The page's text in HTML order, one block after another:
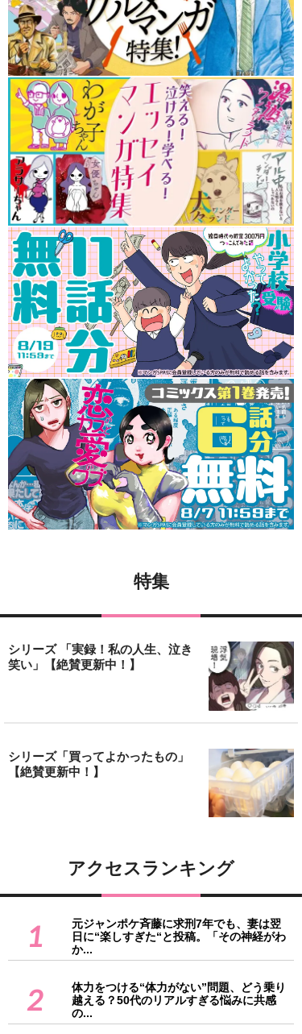
特集
シリーズ 「実録！私の人生、泣き
笑い」【絶賛更新中！】
シリーズ「買ってよかったもの」
【絶賛更新中！】
アクセスランキング
1
元ジャンポケ斉藤に求刑7年でも、妻は翌
日に“楽しすぎた“と投稿。「その神経がわ
か...
2
体力をつける“体力がない”問題、どう乗り
越える？50代のリアルすぎる悩みに共感
の...